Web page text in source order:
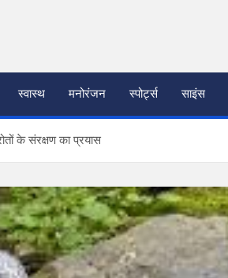
स्वास्थ मनोरंजन स्पोर्ट्स साइंस
के संरक्षण का प्रयास